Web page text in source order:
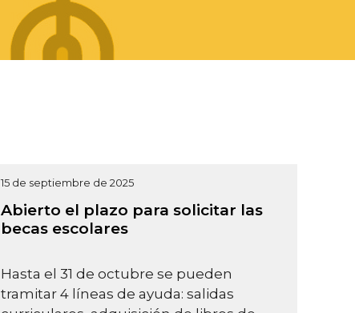
15 de septiembre de 2025
Abierto el plazo para solicitar las
becas escolares
Hasta el 31 de octubre se pueden
tramitar 4 líneas de ayuda: salidas